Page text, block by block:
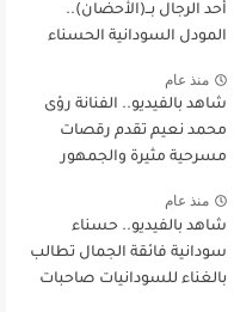
أحد الرجال بــ(الأحضان)..
المودل السودانية الحسناء
مواقع التواصل بإطلالة مثيرة
للجدل خلال عرض أزياء بدبي
منذ عام
شاهد بالفيديو.. الفنانة رؤى
محمد نعيم تقدم رقصات
مسرحية مثيرة والجمهور
واسعة
منذ عام
شاهد بالفيديو.. حسناء
سودانية فائقة الجمال تطالب
بالغناء للسودانيات صاحبات